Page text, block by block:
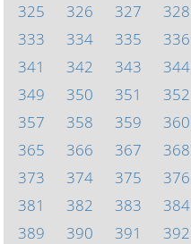
325
326 327 328
333
334 335 336
341
342 343 344
349
350 351 352
357
358 359 360
365
366 367 368
373
374 375 376
381
382 383 384
389
390 391 392